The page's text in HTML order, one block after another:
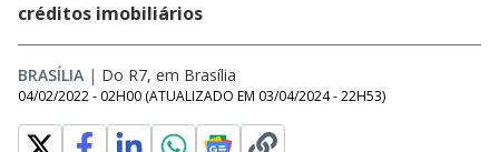
créditos imobiliários
BRASÍLIA | Do R7, em Brasília
04/02/2022 - 02H00 (ATUALIZADO EM 03/04/2024 - 22H53)